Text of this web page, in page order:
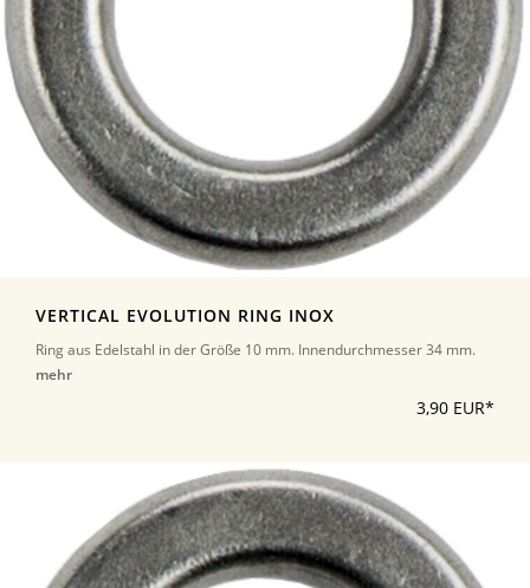
VERTICAL EVOLUTION RING INOX
Ring aus Edelstahl in der Größe 10 mm. Innendurchmesser 34 mm.
mehr
3,90 EUR*